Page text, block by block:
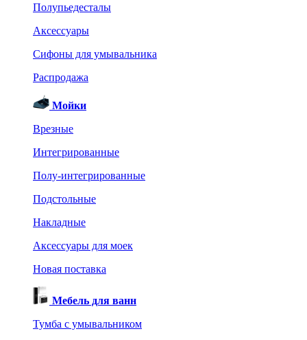
Полупьедесталы
Аксессуары
Сифоны для умывальника
Распродажа
Мойки
Врезные
Интегрированные
Полу-интегрированные
Подстольные
Накладные
Аксессуары для моек
Новая поставка
Мебель для ванн
Тумба с умывальником